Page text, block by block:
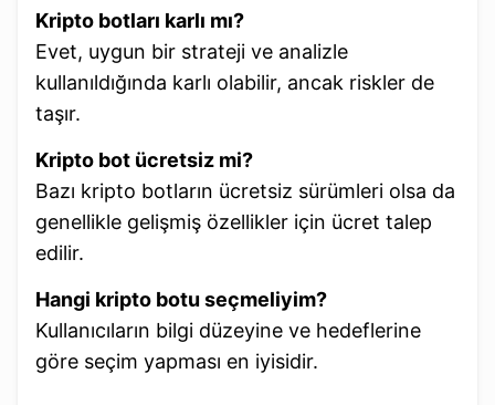
Kripto botları karlı mı?
Evet, uygun bir strateji ve analizle
kullanıldığında karlı olabilir, ancak riskler de
taşır.
Kripto bot ücretsiz mi?
Bazı kripto botların ücretsiz sürümleri olsa da
genellikle gelişmiş özellikler için ücret talep
edilir.
Hangi kripto botu seçmeliyim?
Kullanıcıların bilgi düzeyine ve hedeflerine
göre seçim yapması en iyisidir.